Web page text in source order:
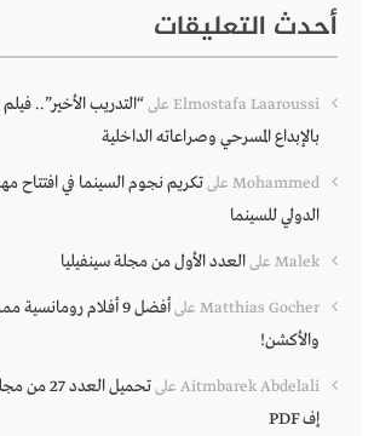
أحدث التعليقات
Elmostafa Laaroussi على“التدريب الأخير”..
بالإبداع المسرحي وصراعاته الداخلية
Mohammed علىتكريم نجوم السينما في افتتاح
الدولي للسينما
Malek علىالعدد الأول من مجلة سينفيليا
Matthias Gocher على
أفضل 9 أفلام رومانسية
والأكشن!
Aitmbarek Abdelali على
تحميل
إف PDF